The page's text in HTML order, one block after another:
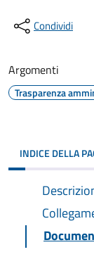
Condividi
Argomenti
Trasparenza
INDICE DELLA